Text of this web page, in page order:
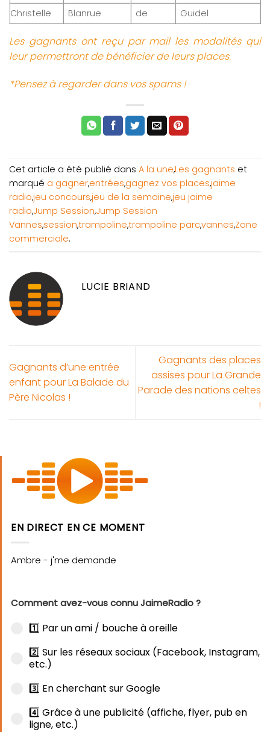
Christelle
Blanrue de Guidel
Les gagnants ont reçu par mail les modalités qui
leur permettront de bénéficier de leurs places.
*Pensez à regarder dans vos spams !
Cet article a été publié dans A la une,Les gagnants et
marqué a gagner,entrées,gagnez vos places,jaime
radio,jeu concours,jeu de la semaine,jeu jaime
radio,Jump Session,Jump Session
Vannes,session,trampoline,trampoline parc,vannes,Zone
commerciale.
LUCIE BRIAND
Gagnants d’une entrée
enfant pour La Balade du
Père Nicolas !
Gagnants des places
assises pour La Grande
Parade des nations celtes
!
EN DIRECT EN CE MOMENT
Comment avez-vous connu JaimeRadio ?
1️⃣ Par un ami / bouche à oreille
2️⃣ Sur les réseaux sociaux (Facebook, Instagram,
etc.)
3️⃣ En cherchant sur Google
4️⃣ Grâce à une publicité (affiche, flyer, pub en
ligne, etc.)